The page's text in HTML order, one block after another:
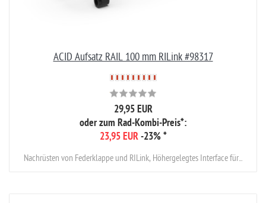
ACID Aufsatz RAIL 100 mm RILink #98317
29,95 EUR
oder zum Rad-Kombi-Preis*:
23,95 EUR -23%*
Nachrüsten von Federklappe und RILink, Höhergelegtes Interface für...